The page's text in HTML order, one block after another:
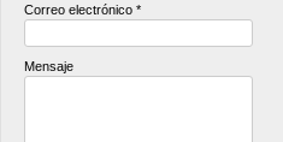
Correo electrónico *
Mensaje